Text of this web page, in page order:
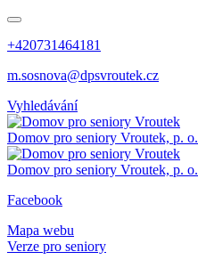
+420731464181
m.sosnova@dpsvroutek.cz
Vyhledávání
Domov pro seniory Vroutek, p. o.
Domov pro seniory Vroutek, p. o.
Facebook
Mapa webu
Verze pro seniory